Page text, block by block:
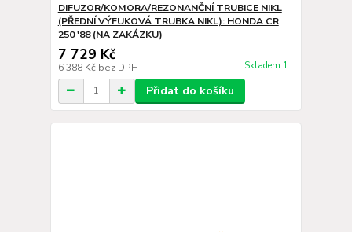
DIFUZOR/KOMORA/REZONANČNÍ TRUBICE NIKL
(PŘEDNÍ VÝFUKOVÁ TRUBKA NIKL): HONDA CR
250 '88 (NA ZAKÁZKU)
7 729 Kč
6 388 Kč bez DPH Skladem 1
Přidat do košíku